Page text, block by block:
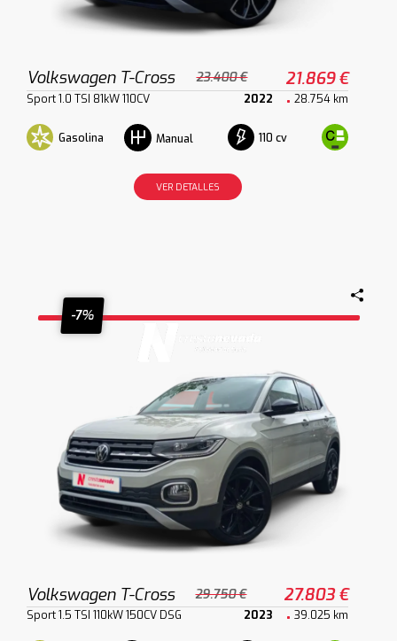
Volkswagen T-Cross 23.400 € 21.869 €
Sport 1.0 TSI 81kW 110CV 2022 28.754 km
Gasolina Manual 110 cv
VER DETALLES
-7%
Volkswagen T-Cross 29.750 € 27.803 €
Sport 1.5 TSI 110kW 150CV DSG 2023 39.025 km